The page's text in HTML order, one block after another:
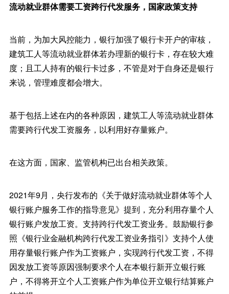
流动就业群体需要工资跨行代发服务，国家政策支持
当前，为加大风控能力，银行加强了银行卡开户的审核，
建筑工人等流动就业群体若办理新的银行卡，存在较大难
度；且工人持有的银行卡过多，不管是对于自身还是银行
来说，管理难度都会增大。
基于包括上述在内的各种原因，建筑工人等流动就业群体
需要跨行代发工资服务，以利用好存量账户。
在这方面，国家、监管机构已出台相关政策。
2021年9月，央行发布的《关于做好流动就业群体等个人
银行账户服务工作的指导意见》提到，充分利用存量个人
银行账户发放工资。支持跨行代发工资业务。鼓励银行参
照《银行业金融机构跨行代发工资业务指引》支持个人使
用存量银行账户作为工资账户，实现跨行代发工资，不得
因发放工资等原因强制要求个人在本银行新开立银行账
户，不得将开立个人工资账户作为单位开立银行结算账户